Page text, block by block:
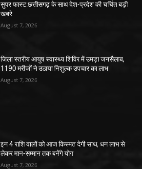
सुपर फास्ट:छत्तीसगढ़ के साथ देश-प्रदेश की चर्चित बड़ी
खबरे
August 7, 2026
जिला स्तरीय आयुष स्वास्थ्य शिविर में उमड़ा जनसैलाब,
1190 मरीजों ने उठाया निशुल्क उपचार का लाभ
August 7, 2026
इन 4 राशि वालों को आज किस्मत देगी साथ, धन लाभ से
लेकर मान-सम्मान तक बनेंगे योग
August 7, 2026